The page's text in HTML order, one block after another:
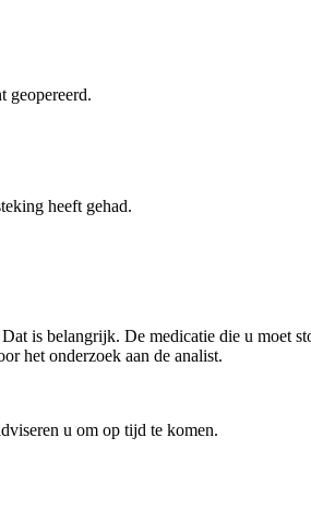
geopereerd.
heeft gehad.
is belangrijk. De medicatie die u moet
het onderzoek aan de analist.
u om op tijd te komen.